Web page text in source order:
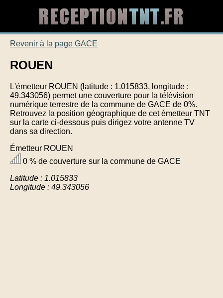
Revenir à la page GACE
ROUEN
L'émetteur ROUEN (latitude : 1.015833, longitude :
49.343056) permet une couverture pour la télévision
numérique terrestre de la commune de GACE de 0%.
Retrouvez la position géographique de cet émetteur TNT
sur la carte ci-dessous puis dirigez votre antenne TV
dans sa direction.
Émetteur ROUEN
0 % de couverture sur la commune de GACE
Latitude : 1.015833
Longitude : 49.343056